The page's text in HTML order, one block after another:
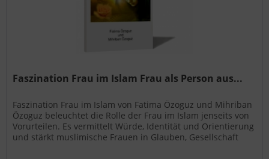
Faszination Frau im Islam Frau als Person aus...
Faszination Frau im Islam von Fatima Özoguz und Mihriban
Özoguz beleuchtet die Rolle der Frau im Islam jenseits von
Vorurteilen. Es vermittelt Würde, Identität und Orientierung
und stärkt muslimische Frauen in Glauben, Gesellschaft